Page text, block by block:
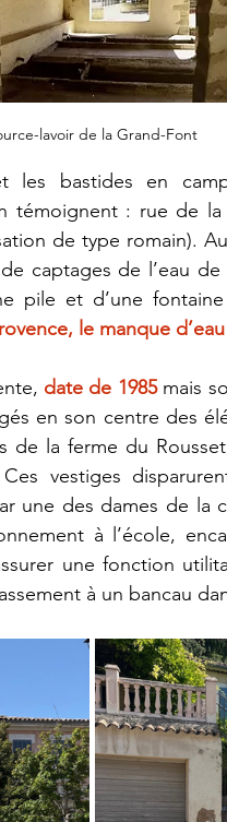
lavoir de la Grand-Font
les bastides en
témoignent : rue de
de type romain).
captages de l’eau
le manque
date de 1985 mais
en son centre des
la ferme du
vestiges
une des dames de
à l’école,
une fonction
à un bancau